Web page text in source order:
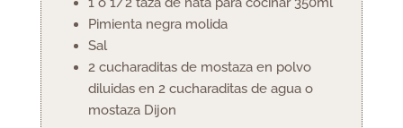
Pimienta negra molida
Sal
2 cucharaditas de mostaza en polvo
diluidas en 2 cucharaditas de agua o
mostaza Dijon